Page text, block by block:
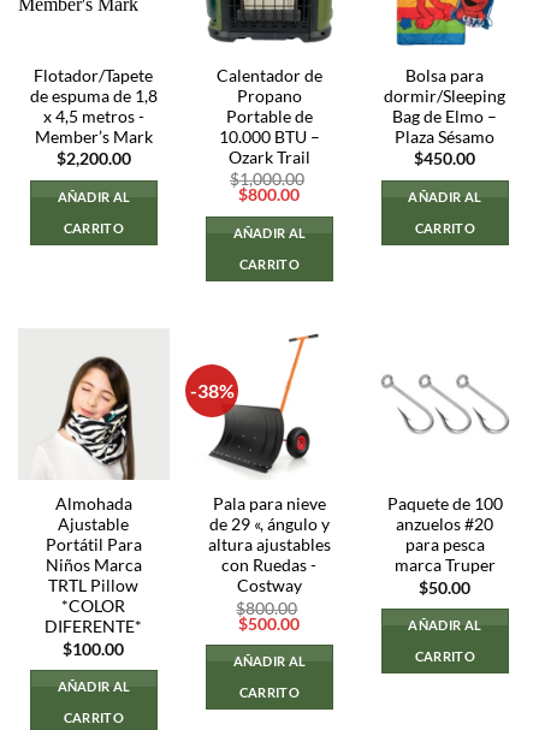
Flotador/Tapete
de espuma de 1,8
x 4,5 metros -
Member’s Mark
$2,200.00
AÑADIR AL
CARRITO
Calentador de
Propano
Portable de
10.000 BTU –
Ozark Trail
$1,000.00
El
original
era:
$1,000.00.
$800.00El
actual
es:
AÑADIR AL
CARRITO
Bolsa para
dormir/Sleeping
Bag de Elmo –
Plaza Sésamo
$450.00
AÑADIR AL
CARRITO
Almohada
Ajustable
Portátil Para
Niños Marca
TRTL Pillow
*COLOR
DIFERENTE*
$100.00
AÑADIR AL
CARRITO
-38%
Pala para nieve
de 29 «, ángulo y
altura ajustables
con Ruedas -
Costway
$800.00
El
precio
original
era:
$800.00.
$500.00El
actual
es:
AÑADIR AL
CARRITO
Paquete de 100
anzuelos #20
para pesca
marca Truper
$50.00
AÑADIR AL
CARRITO